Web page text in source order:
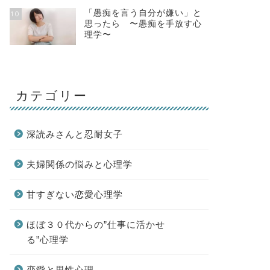
10
「愚痴を言う自分が嫌い」と
思ったら 〜愚痴を手放す心
理学〜
カテゴリー
深読みさんと忍耐女子
夫婦関係の悩みと心理学
甘すぎない恋愛心理学
ほぼ３０代からの”仕事に活かせ
る”心理学